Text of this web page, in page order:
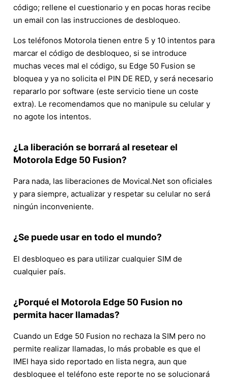
código; rellene el cuestionario y en pocas horas recibe
un email con las instrucciones de desbloqueo.
Los teléfonos Motorola tienen entre 5 y 10 intentos para
marcar el código de desbloqueo, si se introduce
muchas veces mal el código, su Edge 50 Fusion se
bloquea y ya no solicita el PIN DE RED, y será necesario
repararlo por software (este servicio tiene un coste
extra). Le recomendamos que no manipule su celular y
no agote los intentos.
¿La liberación se borrará al resetear el
Motorola Edge 50 Fusion?
Para nada, las liberaciones de Movical.Net son oficiales
y para siempre, actualizar y respetar su celular no será
ningún inconveniente.
¿Se puede usar en todo el mundo?
El desbloqueo es para utilizar cualquier SIM de
cualquier país.
¿Porqué el Motorola Edge 50 Fusion no
permita hacer llamadas?
Cuando un Edge 50 Fusion no rechaza la SIM pero no
permite realizar llamadas, lo más probable es que el
IMEI haya sido reportado en lista negra, aun que
desbloquee el teléfono este reporte no se solucionará